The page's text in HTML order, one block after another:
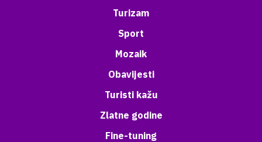
Turizam
Sport
Mozaik
Obavijesti
Turisti kažu
Zlatne godine
Fine-tuning